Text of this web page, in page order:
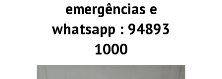
emergências e
whatsapp : 94893
1000